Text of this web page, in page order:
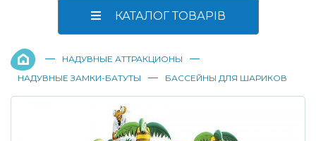
КАТАЛОГ ТОВАРІВ
— НАДУВНЫЕ АТТРАКЦИОНЫ —
НАДУВНЫЕ ЗАМКИ-БАТУТЫ — БАССЕЙНЫ ДЛЯ ШАРИКОВ